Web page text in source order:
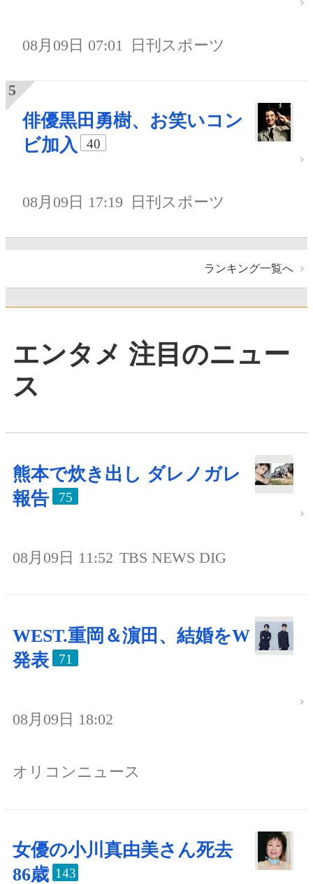
08月09日 07:01 日刊スポーツ
俳優黒田勇樹、お笑いコン
ビ加入
40
08月09日 17:19 日刊スポーツ
ランキング一覧へ
エンタメ 注目のニュー
ス
熊本で炊き出し ダレノガレ
報告
75
08月09日 11:52 TBS NEWS DIG
WEST.重岡＆濵田、結婚をW
発表
71
08月09日 18:02
オリコンニュース
女優の小川真由美さん死去
86歳 143